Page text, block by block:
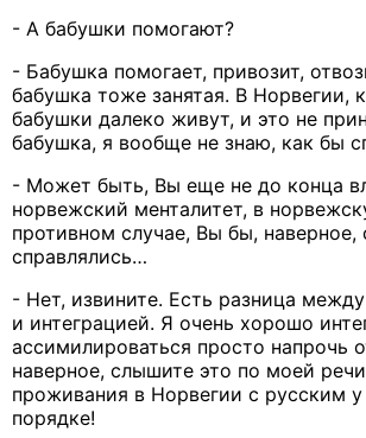
- А бабушки помогают?
- Бабушка помогает, привозит,
бабушка тоже занятая. В Норвегии,
бабушки далеко живут, и это не
бабушка, я вообще не знаю, как бы
- Может быть, Вы еще не до конца
норвежский менталитет, в
противном случае, Вы бы, наверное,
справлялись…
- Нет, извините. Есть разница
и интеграцией. Я очень хорошо
ассимилироваться просто напрочь
наверное, слышите это по моей
проживания в Норвегии с русским
порядке!